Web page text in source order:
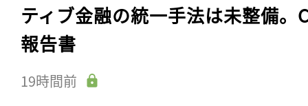
ティブ金融の統一手法は未整備。
報告書
19時間前